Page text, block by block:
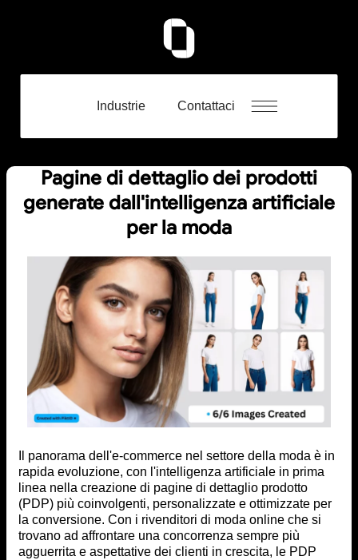
Industrie Contattaci
Pagine di dettaglio dei prodotti
generate dall'intelligenza artificiale
per la moda
Il panorama dell'e-commerce nel settore della moda è in
rapida evoluzione, con l'intelligenza artificiale in prima
linea nella creazione di pagine di dettaglio prodotto
(PDP) più coinvolgenti, personalizzate e ottimizzate per
la conversione. Con i rivenditori di moda online che si
trovano ad affrontare una concorrenza sempre più
agguerrita e aspettative dei clienti in crescita, le PDP